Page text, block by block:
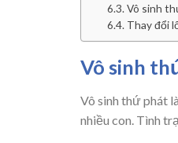
Vô sinh
Thay đổi
Vô sinh
Vô sinh thứ phát
nhiều con. Tình